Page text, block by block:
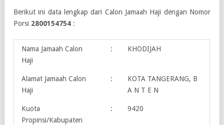
Berikut ini data lengkap dari Calon Jamaah Haji dengan Nomor
Porsi 2800154754 :
Nama Jamaah Calon
Haji
: KHODIJAH
Alamat Jamaah Calon
Haji
:
KOTA TANGERANG, B
A N T E N
Kuota
Propinsi/Kabupaten
: 9420